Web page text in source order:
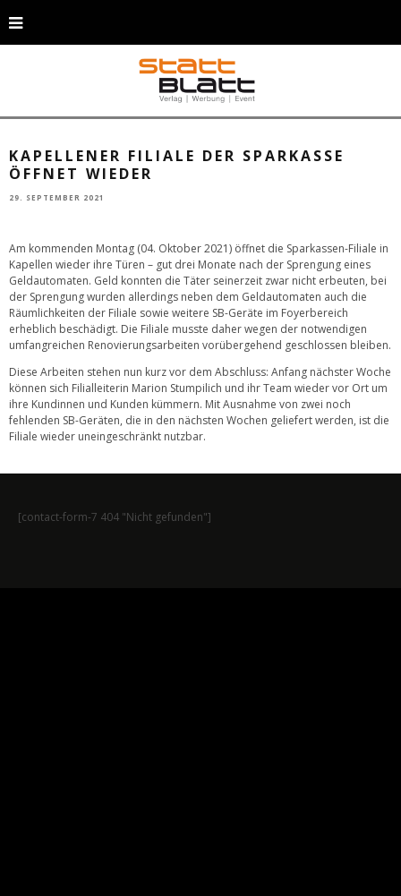
Ab dem kommenden Montag ist die Filiale der Sparkasse Neuss in Kapellen
wieder geöffnet. © Sparkasse Neuss
KAPELLENER FILIALE DER SPARKASSE
ÖFFNET WIEDER
29. SEPTEMBER 2021
Am kommenden Montag (04. Oktober 2021) öffnet die Sparkassen-Filiale in
Kapellen wieder ihre Türen – gut drei Monate nach der Sprengung eines
Geldautomaten. Geld konnten die Täter seinerzeit zwar nicht erbeuten, bei
der Sprengung wurden allerdings neben dem Geldautomaten auch die
Räumlichkeiten der Filiale sowie weitere SB-Geräte im Foyerbereich
erheblich beschädigt. Die Filiale musste daher wegen der notwendigen
umfangreichen Renovierungsarbeiten vorübergehend geschlossen bleiben.
Diese Arbeiten stehen nun kurz vor dem Abschluss: Anfang nächster Woche
können sich Filialleiterin Marion Stumpilich und ihr Team wieder vor Ort um
ihre Kundinnen und Kunden kümmern. Mit Ausnahme von zwei noch
fehlenden SB-Geräten, die in den nächsten Wochen geliefert werden, ist die
Filiale wieder uneingeschränkt nutzbar.
[contact-form-7 404 "Nicht gefunden"]